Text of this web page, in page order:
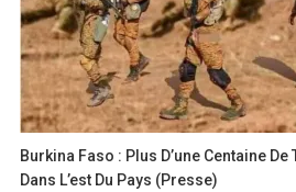
Burkina Faso : Plus D’une Centaine
Dans L’est Du Pays (presse)